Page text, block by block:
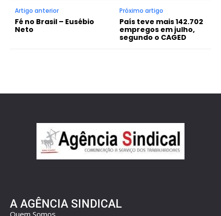
Artigo anterior
Fé no Brasil – Eusébio
Neto
Próximo artigo
País teve mais 142.702
empregos em julho,
segundo o CAGED
A AGÊNCIA SINDICAL
Quem Somos